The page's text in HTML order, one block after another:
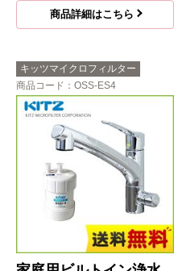
商品詳細はこちら
キッツマイクロフィルター
商品コード ：OSS-ES4